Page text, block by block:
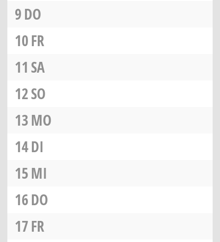
9DO
10FR
11 SA
12SO
13MO
14DI
15MI
16DO
17FR